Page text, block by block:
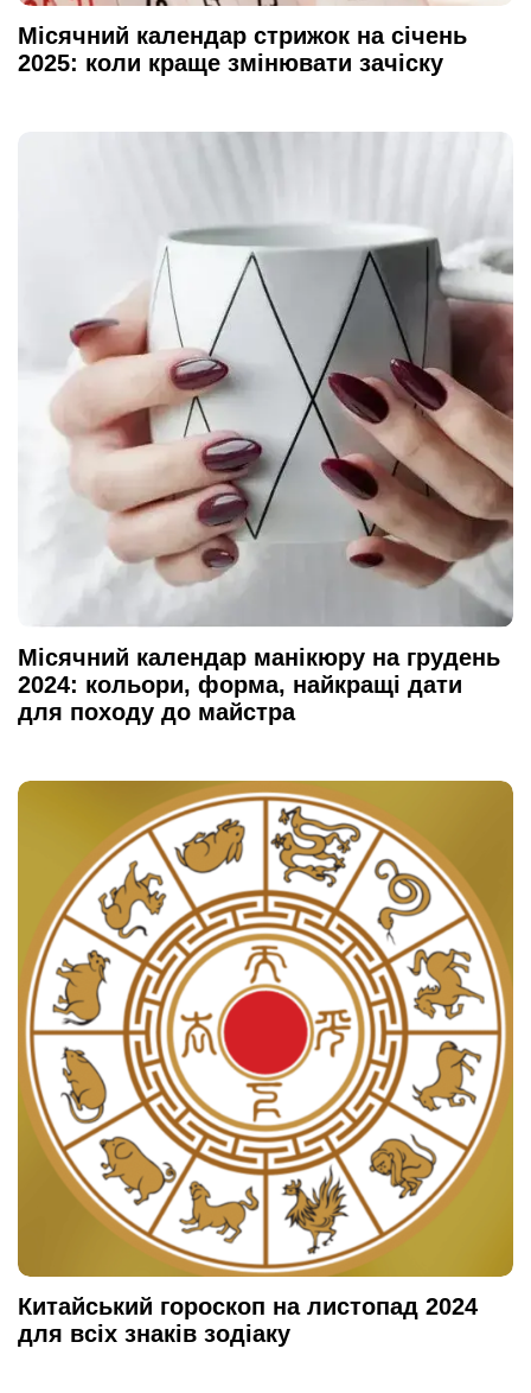
Місячний календар стрижок на січень
2025: коли краще змінювати зачіску
Місячний календар манікюру на грудень
2024: кольори, форма, найкращі дати
для походу до майстра
Китайський гороскоп на листопад 2024
для всіх знаків зодіаку